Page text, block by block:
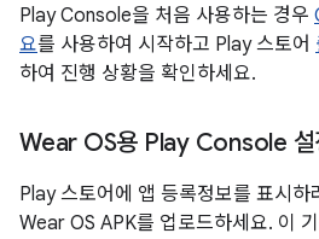
Play Console을 처음 사용하는 경우
요를 사용하여 시작하고 Play 스토어
하여 진행 상황을 확인하세요.
Wear OS용 Play Console 설
Play 스토어에 앱 등록정보를 표시
Wear OS APK를 업로드하세요. 이